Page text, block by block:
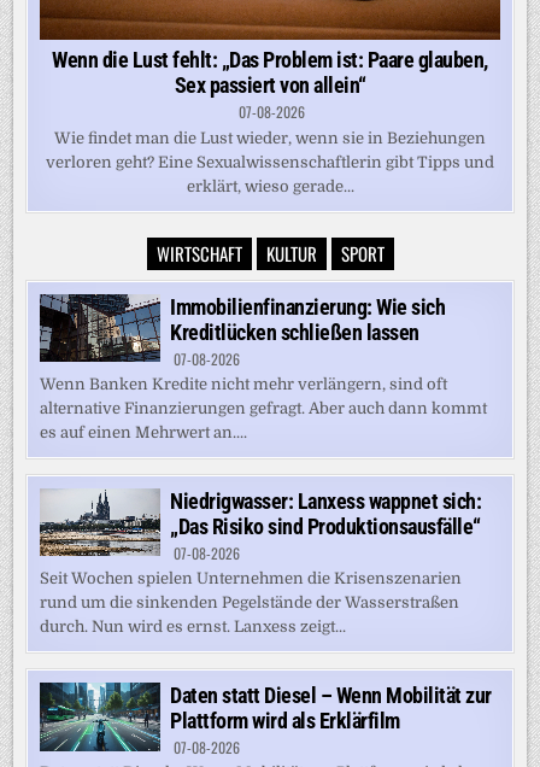
Wenn die Lust fehlt: „Das Problem ist: Paare glauben,
Sex passiert von allein“
07-08-2026
Wie findet man die Lust wieder, wenn sie in Beziehungen
verloren geht? Eine Sexualwissenschaftlerin gibt Tipps und
erklärt, wieso gerade...
WIRTSCHAFT KULTUR SPORT
Immobilienfinanzierung: Wie sich
Kreditlücken schließen lassen
07-08-2026
Wenn Banken Kredite nicht mehr verlängern, sind oft
alternative Finanzierungen gefragt. Aber auch dann kommt
es auf einen Mehrwert an....
Niedrigwasser: Lanxess wappnet sich:
„Das Risiko sind Produktionsausfälle“
07-08-2026
Seit Wochen spielen Unternehmen die Krisenszenarien
rund um die sinkenden Pegelstände der Wasserstraßen
durch. Nun wird es ernst. Lanxess zeigt...
Daten statt Diesel – Wenn Mobilität zur
Plattform wird als Erklärfilm
07-08-2026